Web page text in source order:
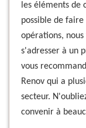
les éléments de
possible de
opérations,
s'adresser à un
vous
Renov qui a
secteur.
convenir à